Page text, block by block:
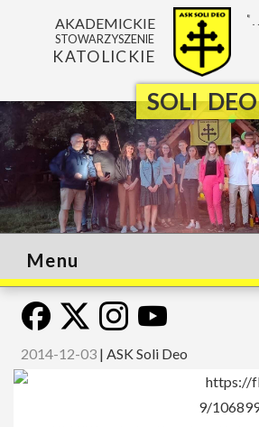
SOLI DEO
AKADEMICKIE
STOWARZYSZENIE
KATOLICKIE
Menu
2014-12-03 | ASK Soli Deo